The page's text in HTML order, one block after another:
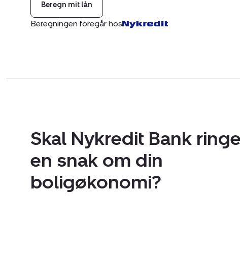
Beregn mit lån
Beregningen foregår hos
Skal Nykredit Bank
en snak om din
boligøkonomi?